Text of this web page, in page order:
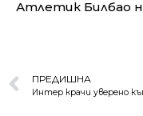
Атлетик Билбао
ПРЕДИШНА